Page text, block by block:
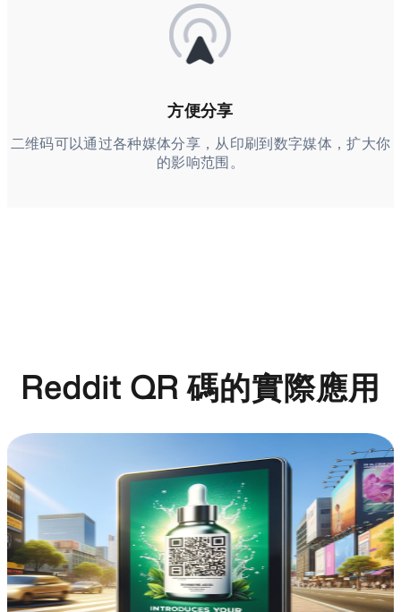
方便分享
二维码可以通过各种媒体分享，从印刷到数字媒体，扩大你
的影响范围。
Reddit QR 碼的實際應用